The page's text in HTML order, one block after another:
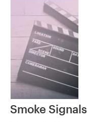
Smoke Signals